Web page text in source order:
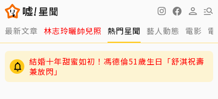
最新文章 林志玲曬帥兒照 熱門星聞 藝人動態 電影
結婚十年甜蜜如初！馮德倫51歲生日「舒淇祝壽
兼放閃」